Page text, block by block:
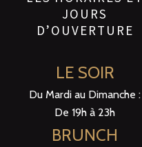
JOURS
D’OUVERTURE
LE SOIR
Du Mardi au Dimanche :
De 19h à 23h
BRUNCH